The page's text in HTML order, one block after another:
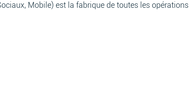
Mobile) est la fabrique de toutes les opérations